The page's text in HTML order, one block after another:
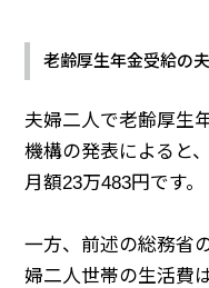
老齢厚生年金受給の
夫婦二人で老齢厚生
機構の発表によると
月額23万483円です。
一方、前述の総務省
婦二人世帯の生活費